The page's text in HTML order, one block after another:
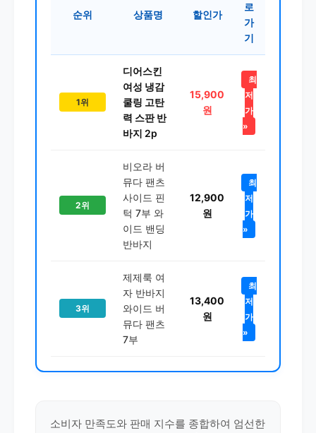
순위 상품명 할인가
로
가
기
1위
디어스킨
여성 냉감
쿨링 고탄
력 스판 반
바지 2p
15,900
원
최
저
가
»
2위
비오라 버
뮤다 팬츠
사이드 핀
턱 7부 와
이드 밴딩
반바지
12,900
원
최
저
가
»
3위
제제룩 여
자 반바지
와이드 버
뮤다 팬츠
7부
13,400
원
최
저
가
»
소비자 만족도와 판매 지수를 종합하여 엄선한